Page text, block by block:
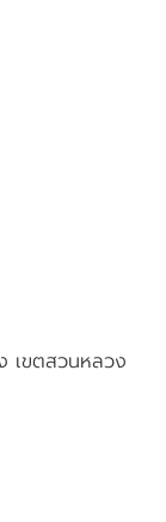
เขตสวนหลวง